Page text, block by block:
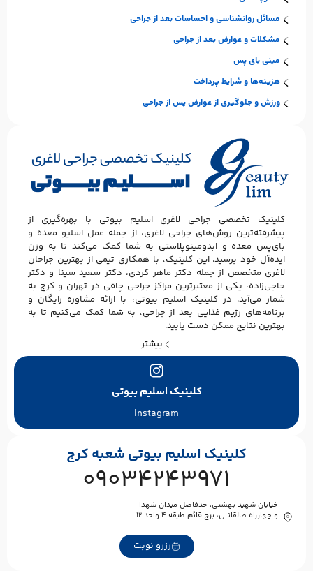
مسائل روانشناسی و احساسات بعد از جراحی
مشکلات و عوارض بعد از جراحی
مینی بای پس
هزینه‌ها و شرایط پرداخت
ورزش و جلوگیری از عوارض پس از جراحی
کلینیک تخصصی جراحی لاغری اسلیم بیوتی با بهره‌گیری از
پیشرفته‌ترین روش‌های جراحی لاغری، از جمله عمل اسلیو معده و
بای‌پس معده و ابدومینوپلاستی به شما کمک می‌کند تا به وزن
ایده‌آل خود برسید. این کلینیک، با همکاری تیمی از بهترین جراحان
لاغری متخصص از جمله دکتر ماهر کردی، دکتر سعید سینا و دکتر
حاجی‌زاده، یکی از معتبرترین مراکز جراحی چاقی در تهران و کرج به
شمار می‌آید. در کلینیک اسلیم بیوتی، با ارائه مشاوره رایگان و
برنامه‌های رژیم غذایی بعد از جراحی، به شما کمک می‌کنیم تا به
بهترین نتایج ممکن دست یابید.
بیشتر
کلینیک اسلیم بیوتی
Instagram
کلینیک اسلیم بیوتی شعبه کرج
09034243971
خیابان شهید بهشتی، حدفاصل میدان شهدا
و چهارراه طالقانــی، برج قائم طبقه ۴ واحد ۱۲
رزرو نوبت